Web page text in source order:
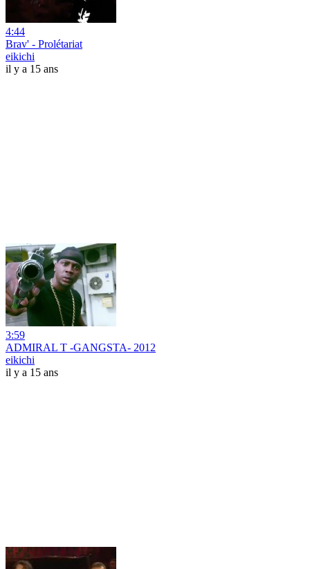
4:44
Brav' - Prolétariat
eikichi
il y a 15 ans
3:59
ADMIRAL T -GANGSTA- 2012
eikichi
il y a 15 ans